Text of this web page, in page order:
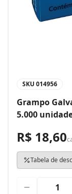
SKU 014956
Grampo
5.000
R$ 18,60
Tabela de